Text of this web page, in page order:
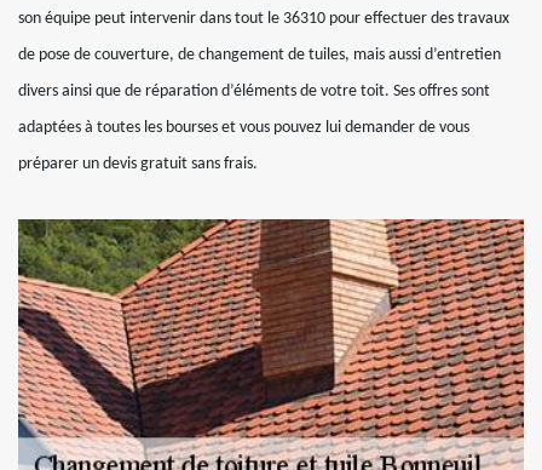
son équipe peut intervenir dans tout le 36310 pour effectuer des travaux
de pose de couverture, de changement de tuiles, mais aussi d’entretien
divers ainsi que de réparation d’éléments de votre toit. Ses offres sont
adaptées à toutes les bourses et vous pouvez lui demander de vous
préparer un devis gratuit sans frais.